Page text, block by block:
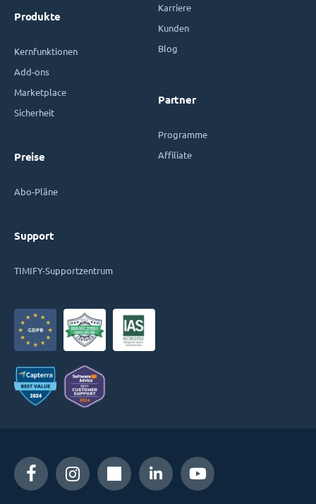
Produkte
Kernfunktionen
Add-ons
Marketplace
Sicherheit
Preise
Abo-Pläne
Support
TIMIFY-Supportzentrum
Karriere
Kunden
Blog
Partner
Programme
Affiliate